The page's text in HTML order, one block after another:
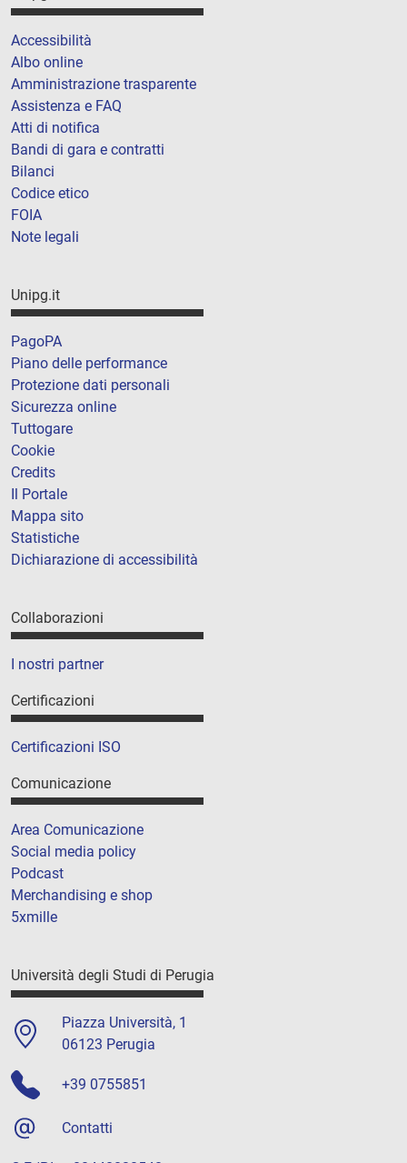
Accessibilità
Albo online
Amministrazione trasparente
Assistenza e FAQ
Atti di notifica
Bandi di gara e contratti
Bilanci
Codice etico
FOIA
Note legali
Unipg.it
PagoPA
Piano delle performance
Protezione dati personali
Sicurezza online
Tuttogare
Cookie
Credits
Il Portale
Mappa sito
Statistiche
Dichiarazione di accessibilità
Collaborazioni
I nostri partner
Certificazioni
Certificazioni ISO
Comunicazione
Area Comunicazione
Social media policy
Podcast
Merchandising e shop
5xmille
Università degli Studi di Perugia
Piazza Università, 1
06123 Perugia
+39 0755851
Contatti